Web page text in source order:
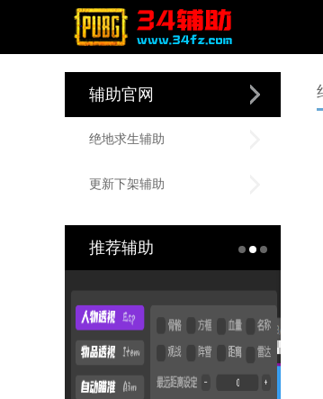
辅助官网
绝地求生辅助
更新下架辅助
推荐辅助